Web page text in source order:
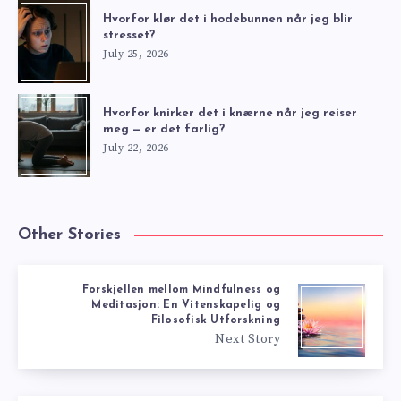
Hvorfor klør det i hodebunnen når jeg blir
stresset?
July 25, 2026
Hvorfor knirker det i knærne når jeg reiser
meg — er det farlig?
July 22, 2026
Other Stories
Forskjellen mellom Mindfulness og
Meditasjon: En Vitenskapelig og
Filosofisk Utforskning
Next Story